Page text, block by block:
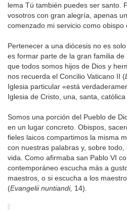
lema Tú también puedes ser santo.
vosotros con gran alegría, apenas
comenzado mi servicio como obispo
Pertenecer a una diócesis no es
es formar parte de la gran familia de
que todos somos hijos de Dios y
nos recuerda el Concilio Vaticano II (
Iglesia particular «está
Iglesia de Cristo, una, santa, católica
Somos una porción del Pueblo de
en un lugar concreto. Obispos,
fieles laicos compartimos la misma
con nuestras palabras y, sobre
vida. Como afirmaba san Pablo VI
contemporáneo escucha más a
maestros, o si escucha a los
(Evangelii nuntiandi, 14).